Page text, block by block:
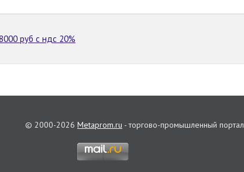
руб с ндс 20%
© 2000-2026 Metaprom.ru - торгово-промышленный портал